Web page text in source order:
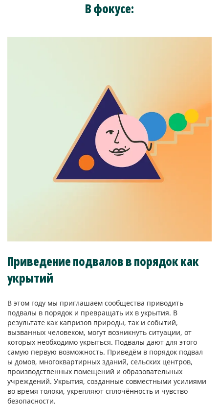
В фокусе:
Приведение подвалов в порядок как
укрытий
В этом году мы приглашаем сообщества приводить
подвалы в порядок и превращать их в укрытия. В
результате как капризов природы, так и событий,
вызванных человеком, могут возникнуть ситуации, от
которых необходимо укрыться. Подвалы дают для этого
самую первую возможность. Приведём в порядок подвал
ы домов, многоквартирных зданий, сельских центров,
производственных помещений и образовательных
учреждений. Укрытия, созданные совместными усилиями
во время толоки, укрепляют сплочённость и чувство
безопасности.